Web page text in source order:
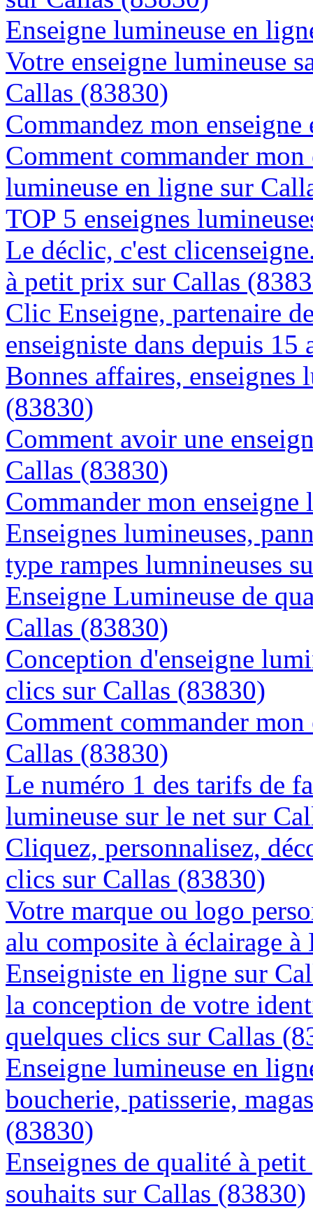
Enseigne lumineuse en
Votre enseigne lumineuse
Callas (83830)
Commandez mon
Comment commander
lumineuse en ligne sur
TOP 5 enseignes
Le déclic, c'est
à petit prix sur Callas
Clic Enseigne, partenaire
enseigniste dans depuis 15
Bonnes affaires, enseignes
(83830)
Comment avoir une
Callas (83830)
Commander mon
Enseignes lumineuses,
type rampes lumnineuses
Enseigne Lumineuse de
Callas (83830)
Conception d'enseigne
clics sur Callas (83830)
Comment commander
Callas (83830)
Le numéro 1 des tarifs de
lumineuse sur le net sur
Cliquez, personnalisez,
clics sur Callas (83830)
Votre marque ou logo
alu composite à éclairage
Enseigniste en ligne sur
la conception de votre
quelques clics sur Callas
Enseigne lumineuse en
boucherie, patisserie,
(83830)
Enseignes de qualité à
souhaits sur Callas (83830)